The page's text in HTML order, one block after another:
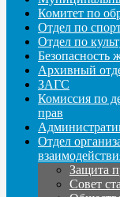
Комитет по
Отдел по
Отдел по
Безопасность
Архивный
ЗАГС
Комиссия по
прав
Отдел
Защита
Совет